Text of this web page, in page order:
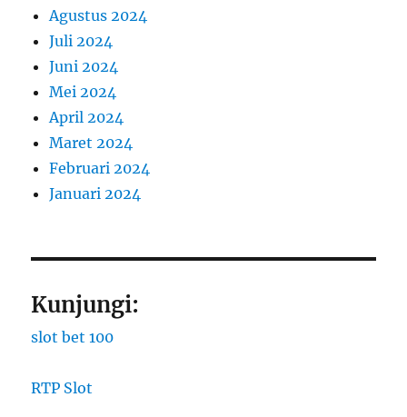
Agustus 2024
Juli 2024
Juni 2024
Mei 2024
April 2024
Maret 2024
Februari 2024
Januari 2024
Kunjungi:
slot bet 100
RTP Slot